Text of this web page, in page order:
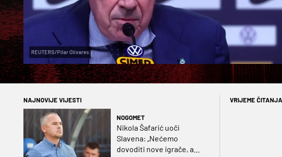
REUTERS/Pilar Olivares
NAJNOVIJE VIJESTI
NOGOMET
Nikola Šafarić uoči
Slavena: „Nećemo
dovoditi nove igrače, a
VRIJEME